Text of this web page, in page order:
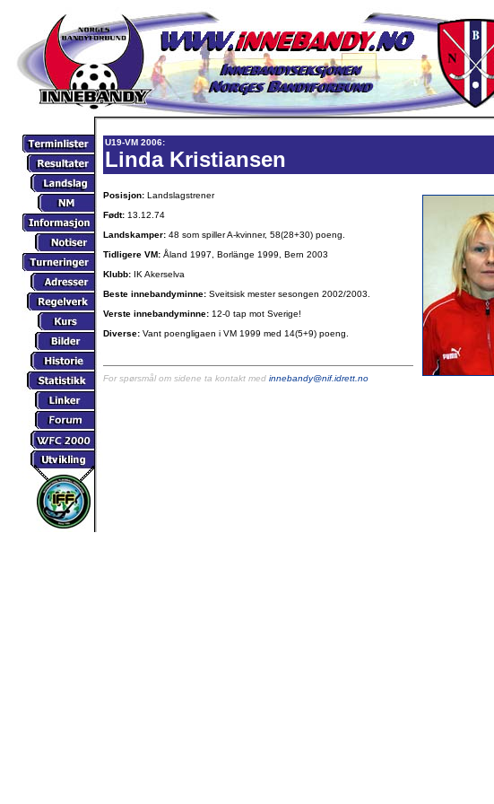
U19-VM 2006:
Linda Kristiansen
Posisjon: Landslagstrener
Født: 13.12.74
Landskamper: 48 som spiller A-kvinner, 58(28+30) poeng.
Tidligere VM: Åland 1997, Borlänge 1999, Bern 2003
Klubb: IK Akerselva
Beste innebandyminne: Sveitsisk mester sesongen 2002/2003.
Verste innebandyminne: 12-0 tap mot Sverige!
Diverse: Vant poengligaen i VM 1999 med 14(5+9) poeng.
For spørsmål om sidene ta kontakt med innebandy@nif.idrett.no